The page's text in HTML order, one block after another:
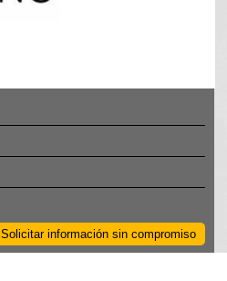
Solicitar información sin compromiso